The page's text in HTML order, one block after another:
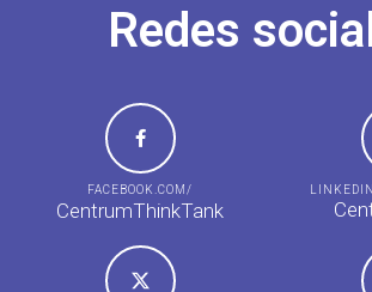
Redes
FACEBOOK.COM/
CentrumThinkTank